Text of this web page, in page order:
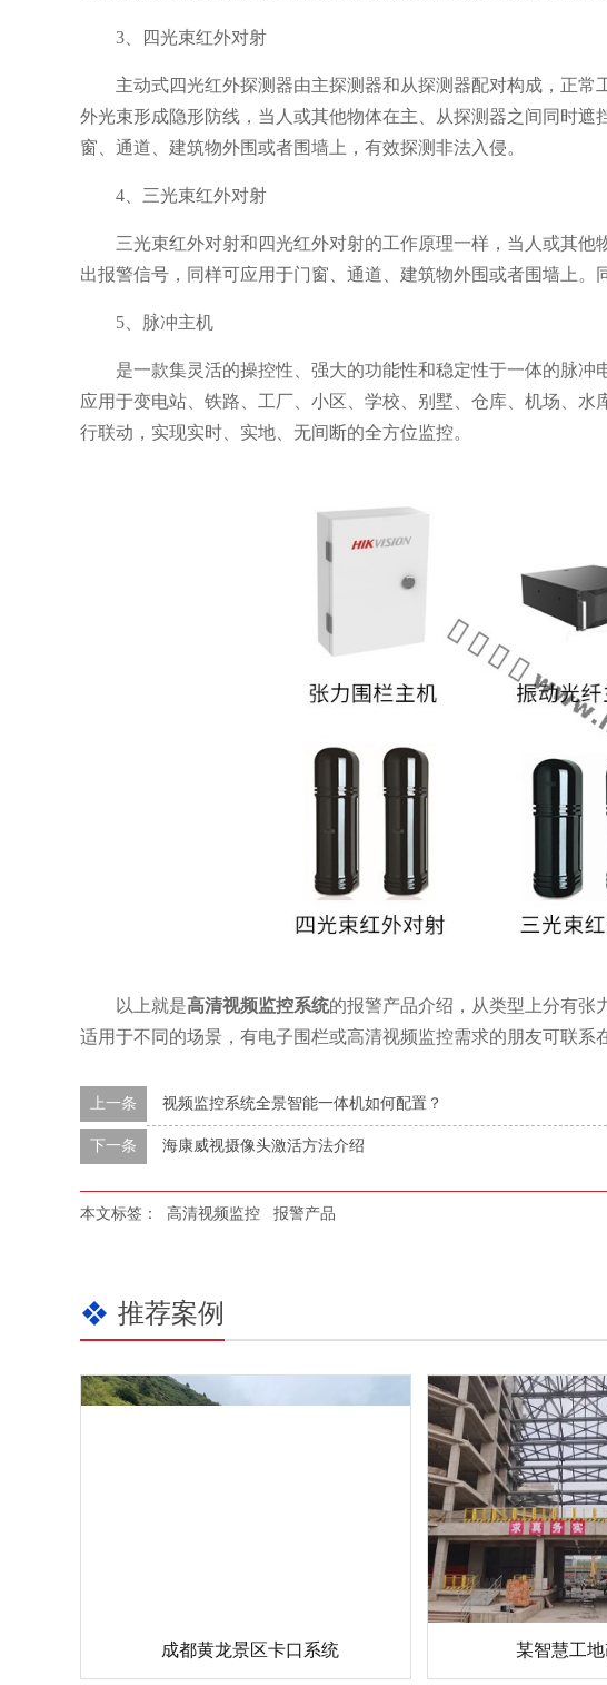
3、四光束红外对射
主动式四光红外探测器由主探测器和从探测器配对构成，正
外光束形成隐形防线，当人或其他物体在主、从探测器之间同时
窗、通道、建筑物外围或者围墙上，有效探测非法入侵。
4、三光束红外对射
三光束红外对射和四光红外对射的工作原理一样，当人或其
出报警信号，同样可应用于门窗、通道、建筑物外围或者围墙上。
5、脉冲主机
是一款集灵活的操控性、强大的功能性和稳定性于一体的脉
应用于变电站、铁路、工厂、小区、学校、别墅、仓库、机场、水
行联动，实现实时、实地、无间断的全方位监控。
以上就是高清视频监控系统的报警产品介绍，从类型上分有张
适用于不同的场景，有电子围栏或高清视频监控需求的朋友可联系
上一条 视频监控系统全景智能一体机如何配置？
下一条 海康威视摄像头激活方法介绍
本文标签： 高清视频监控 报警产品
推荐案例
成都黄龙景区卡口系统 某智慧工地